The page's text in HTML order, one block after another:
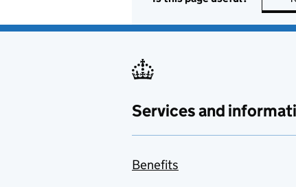
Services and
Benefits